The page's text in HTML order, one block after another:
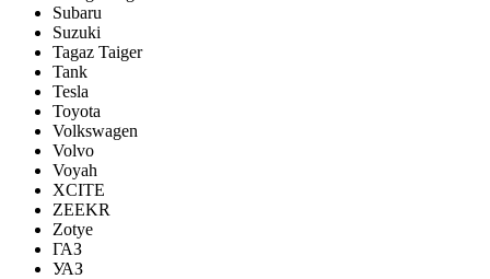
Subaru
Suzuki
Tagaz Taiger
Tank
Tesla
Toyota
Volkswagen
Volvo
Voyah
XCITE
ZEEKR
Zotye
ГАЗ
УАЗ